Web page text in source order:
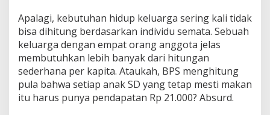
Apalagi, kebutuhan hidup keluarga sering kali tidak
bisa dihitung berdasarkan individu semata. Sebuah
keluarga dengan empat orang anggota jelas
membutuhkan lebih banyak dari hitungan
sederhana per kapita. Ataukah, BPS menghitung
pula bahwa setiap anak SD yang tetap mesti makan
itu harus punya pendapatan Rp 21.000? Absurd.